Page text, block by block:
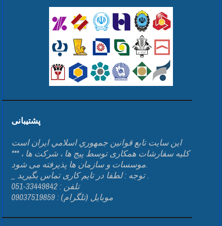
پشتیبانی
اين سايت تابع قوانين جمهوري اسلامي ايران است
*** کلیه سفارشات همکاری توسط پیج ها ، شرکت ها ،
موسسات و سازمان ها پذیرفته می شود.
_ توجه : لطفا در تایم کاری تماس بگیرید .
تلفن : 33449842-051
موبایل (تلگرام) : 09037519859